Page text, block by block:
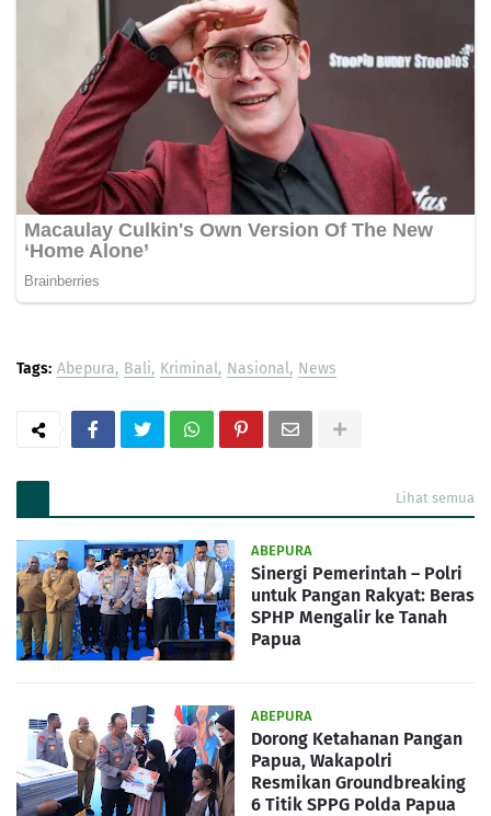
Tags: Abepura Bali Kriminal Nasional News
Lihat semua
ABEPURA
Sinergi Pemerintah – Polri
untuk Pangan Rakyat: Beras
SPHP Mengalir ke Tanah
Papua
ABEPURA
Dorong Ketahanan Pangan
Papua, Wakapolri
Resmikan Groundbreaking
6 Titik SPPG Polda Papua